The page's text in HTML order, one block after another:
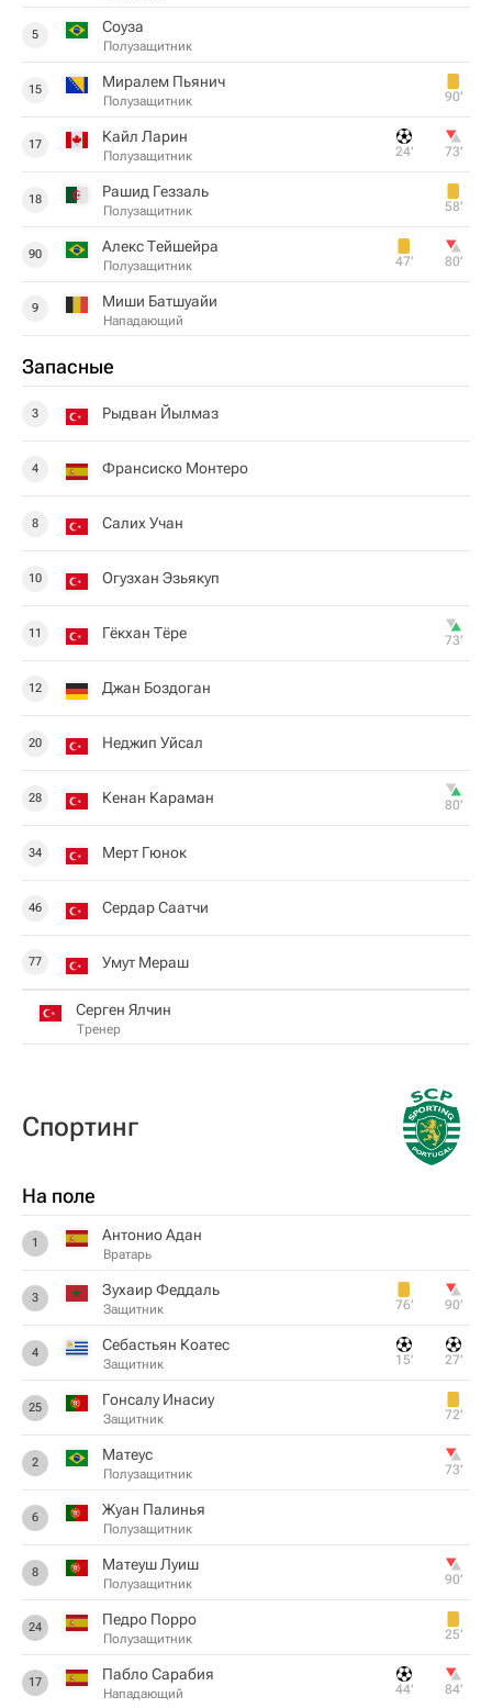
5 Соуза
Полузащитник
15 Миралем Пьянич
Полузащитник 90‎’‎
17 Кайл Ларин
Полузащитник 24‎’‎ 73‎’‎
18 Рашид Геззаль
Полузащитник 58‎’‎
90 Алекс Тейшейра
Полузащитник 47‎’‎ 80‎’‎
9 Миши Батшуайи
Нападающий
Запасные
3 Рыдван Йылмаз
4 Франсиско Монтеро
8 Салих Учан
10 Огузхан Эзьякуп
11 Гёкхан Тёре 73‎’‎
12 Джан Боздоган
20 Неджип Уйсал
28 Кенан Караман 80‎’‎
34 Мерт Гюнок
46 Сердар Саатчи
77 Умут Мераш
Серген Ялчин
Тренер
Спортинг
На поле
1 Антонио Адан
Вратарь
3 Зухаир Феддаль
Защитник 76‎’‎ 90‎’‎
4 Себастьян Коатес
Защитник 15‎’‎ 27‎’‎
25 Гонсалу Инасиу
Защитник 72‎’‎
2 Матеус
Полузащитник 73‎’‎
6 Жуан Палинья
Полузащитник
8 Матеуш Луиш
Полузащитник 90‎’‎
24 Педро Порро
Полузащитник 25‎’‎
17 Пабло Сарабия
Нападающий 44‎’‎ 84‎’‎